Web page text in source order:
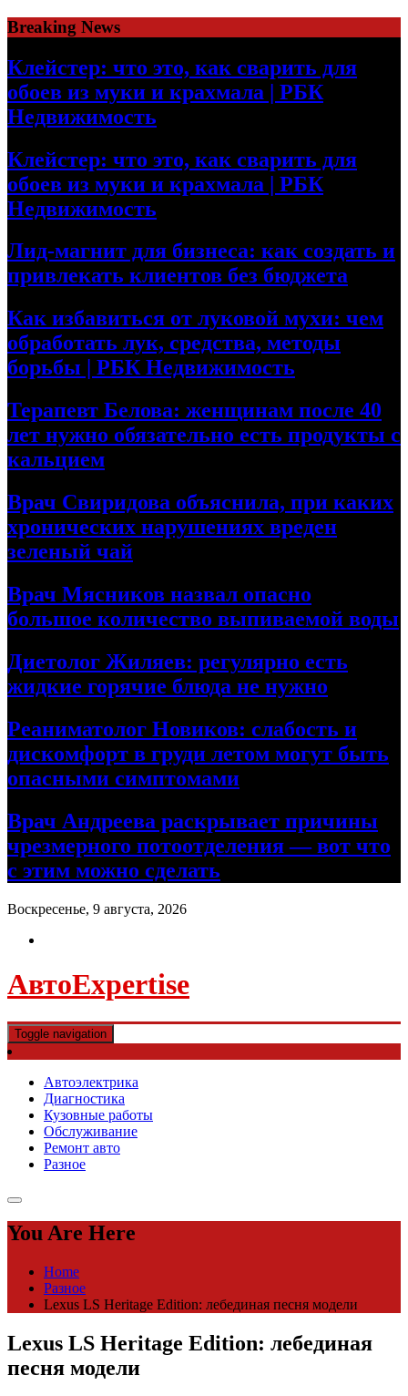
Skip
to
content
Breaking News
Клейстер: что это, как сварить для
обоев из муки и крахмала | РБК
Недвижимость
Клейстер: что это, как сварить для
обоев из муки и крахмала | РБК
Недвижимость
Лид-магнит для бизнеса: как создать и
привлекать клиентов без бюджета
Как избавиться от луковой мухи: чем
обработать лук, средства, методы
борьбы | РБК Недвижимость
Терапевт Белова: женщинам после 40
лет нужно обязательно есть продукты с
кальцием
Врач Свиридова объяснила, при каких
хронических нарушениях вреден
зеленый чай
Врач Мясников назвал опасно
большое количество выпиваемой воды
Диетолог Жиляев: регулярно есть
жидкие горячие блюда не нужно
Реаниматолог Новиков: слабость и
дискомфорт в груди летом могут быть
опасными симптомами
Врач Андреева раскрывает причины
чрезмерного потоотделения — вот что
с этим можно сделать
Воскресенье, 9 августа, 2026
АвтоExpertise
Toggle navigation
Автоэлектрика
Диагностика
Кузовные работы
Обслуживание
Ремонт авто
Разное
You Are Here
Home
Разное
Lexus LS Heritage Edition: лебединая песня модели
Lexus LS Heritage Edition: лебединая
песня модели